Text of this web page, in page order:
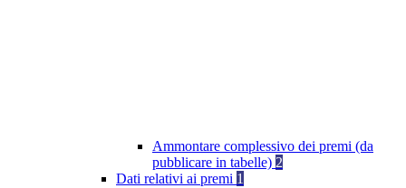
Ammontare complessivo dei premi (da
pubblicare in tabelle) 2
Dati relativi ai premi 1